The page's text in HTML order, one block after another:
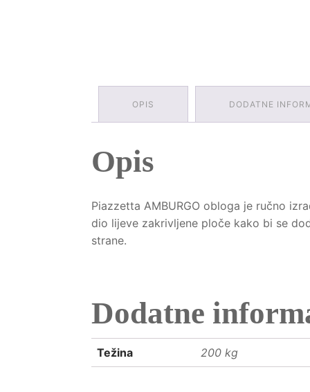
OPIS DODATNE
Opis
Piazzetta AMBURGO obloga je ručno
dio lijeve zakrivljene ploče kako bi se
strane.
Dodatne
Težina 200 kg